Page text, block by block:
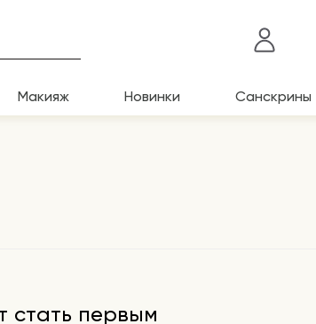
Макияж Новинки Санскрины
стать первым